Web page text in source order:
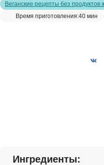
Веганские рецепты без продуктов
Время приготовления:40 мин
Ингредиенты: